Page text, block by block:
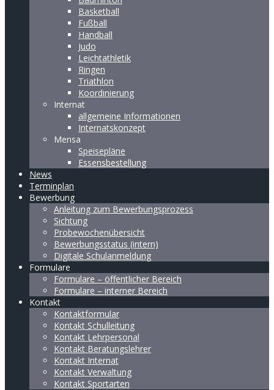
Basketball
Fußball
Handball
Judo
Leichtathletik
Ringen
Triathlon
Koordinierung
Internat
allgemeine Informationen
Internatskonzept
Mensa
Speisepläne
Essensbestellung
News
Terminplan
Bewerbung
Anleitung zum Bewerbungsprozess
Sichtung
Probewochenübersicht
Bewerbungsstatus (intern)
Digitale Schulanmeldung
Formulare
Formulare – öffentlicher Bereich
Formulare – interner Bereich
Kontakt
Kontaktformular
Kontakt Schulleitung
Kontakt Lehrpersonal
Kontakt Beratungslehrer
Kontakt Internat
Kontakt Verwaltung
Kontakt Sportarten